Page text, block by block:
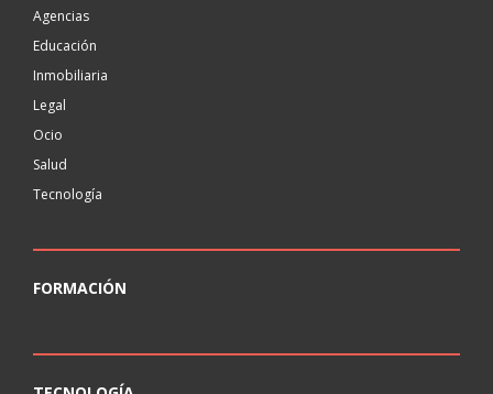
Agencias
Educación
Inmobiliaria
Legal
Ocio
Salud
Tecnología
FORMACIÓN